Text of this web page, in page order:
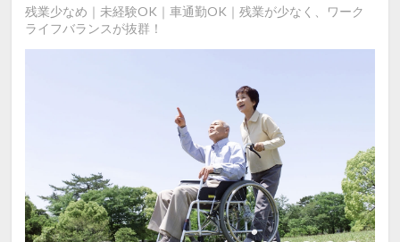
残業少なめ｜未経験OK｜車通勤OK｜残業が少なく、ワーク
ライフバランスが抜群！